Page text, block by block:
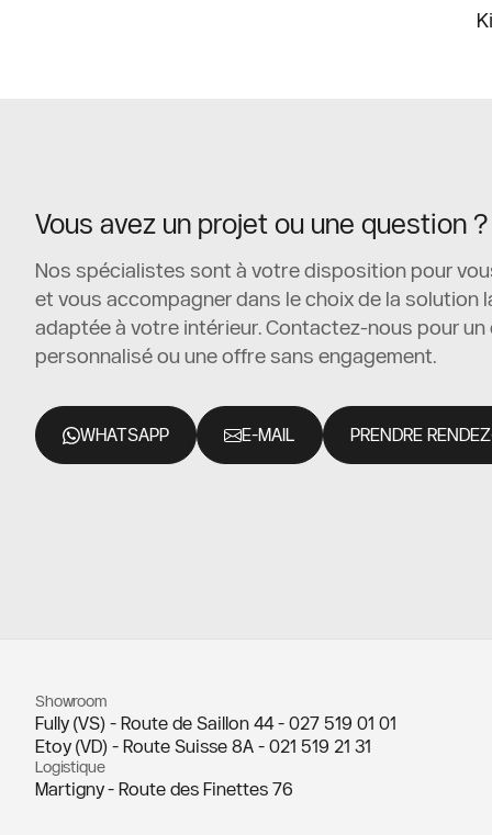
Vous avez un projet ou une question ?
Nos spécialistes sont à votre disposition pour
et vous accompagner dans le choix de la solution
adaptée à votre intérieur. Contactez-nous pour un
personnalisé ou une offre sans engagement.
WHATSAPP E-MAIL PRENDRE
Showroom
Fully (VS) - Route de Saillon 44 - 027 519 01 01
Etoy (VD) - Route Suisse 8A - 021 519 21 31
Logistique
Martigny - Route des Finettes 76